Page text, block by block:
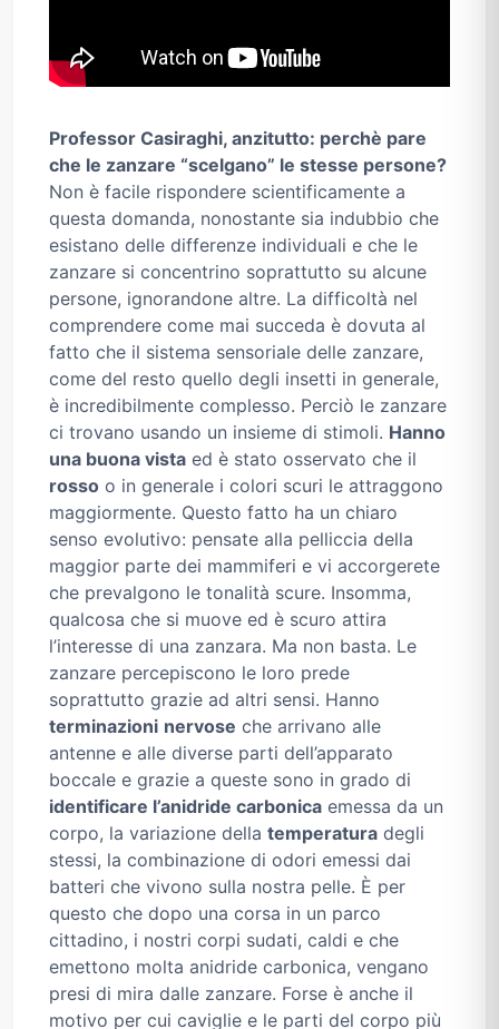
Professor Casiraghi, anzitutto: perchè pare
che le zanzare “scelgano” le stesse persone?
Non è facile rispondere scientificamente a
questa domanda, nonostante sia indubbio che
esistano delle differenze individuali e che le
zanzare si concentrino soprattutto su alcune
persone, ignorandone altre. La difficoltà nel
comprendere come mai succeda è dovuta al
fatto che il sistema sensoriale delle zanzare,
come del resto quello degli insetti in generale,
è incredibilmente complesso. Perciò le zanzare
ci trovano usando un insieme di stimoli. Hanno
una buona vista ed è stato osservato che il
rosso o in generale i colori scuri le attraggono
maggiormente. Questo fatto ha un chiaro
senso evolutivo: pensate alla pelliccia della
maggior parte dei mammiferi e vi accorgerete
che prevalgono le tonalità scure. Insomma,
qualcosa che si muove ed è scuro attira
l’interesse di una zanzara. Ma non basta. Le
zanzare percepiscono le loro prede
soprattutto grazie ad altri sensi. Hanno
terminazioni nervose che arrivano alle
antenne e alle diverse parti dell’apparato
boccale e grazie a queste sono in grado di
identificare l’anidride carbonica emessa da un
corpo, la variazione della temperatura degli
stessi, la combinazione di odori emessi dai
batteri che vivono sulla nostra pelle. È per
questo che dopo una corsa in un parco
cittadino, i nostri corpi sudati, caldi e che
emettono molta anidride carbonica, vengano
presi di mira dalle zanzare. Forse è anche il
motivo per cui caviglie e le parti del corpo più